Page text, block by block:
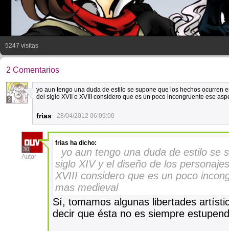
5247 visitas
2 Comentarios
2
yo aun tengo una duda de estilo se supone que los hechos ocurren
del siglo XVII o XVIII considero que es un poco incongruente ese
frias 28/04/2012 06:09:00
30
Autor
frias ha dicho:
yo aun tengo una duda de estilo se
siglo XIV y el diseño de los
XVIII considero que es un poco
mas medieval
Sí, tomamos algunas libertades
decir que ésta no es siempre